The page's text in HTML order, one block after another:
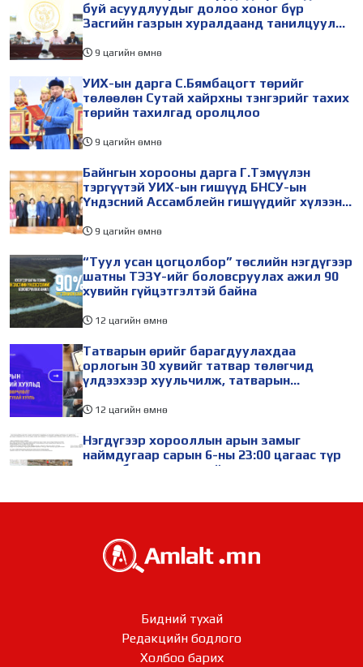
буй асуудлуудыг долоо хоног бүр
Засгийн газрын хуралдаанд танилцуулж,
9 цагийн өмнө
УИХ-ын дарга С.Бямбацогт төрийг
төлөөлөн Сутай хайрхны тэнгэрийг тахих
төрийн тахилгад оролцлоо
9 цагийн өмнө
Байнгын хорооны дарга Г.Тэмүүлэн
тэргүүтэй УИХ-ын гишүүд БНСУ-ын
Үндэсний Ассамблейн гишүүдийг хүлээн
9 цагийн өмнө
“Туул усан цогцолбор” төслийн нэгдүгээр
шатны ТЭЗҮ-ийг боловсруулах ажил 90
хувийн гүйцэтгэлтэй байна
12 цагийн өмнө
Татварын өрийг барагдуулахдаа
орлогын 30 хувийг татвар төлөгчид
үлдээхээр хуульчилж, татварын
болгон сунгажээ
12 цагийн өмнө
Нэгдүгээр хорооллын арын замыг
наймдугаар сарын 6-ны 23:00 цагаас түр
хааж, борооны ус зайлуулах шугамын
Шадар сайд Н.Номтойбаяр Дорноговь
аймагт ажиллав
Өвөлжилтийн бэлтгэл ажлын хүрээнд
Шадар сайд Н.Номтойбаяр Дорнод
аймагт ажиллав
Бидний тухай
Редакцийн бодлого​​​​​​​
Холбоо барих